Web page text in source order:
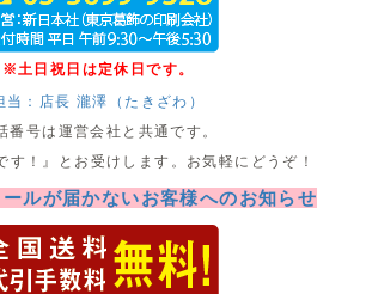
※土日祝日は定休日です。
当：店長 瀧澤（たきざわ）
番号は運営会社と共通です。
す！』とお受けします。お気軽にどうぞ！
ルが届かないお客様へのお知らせ